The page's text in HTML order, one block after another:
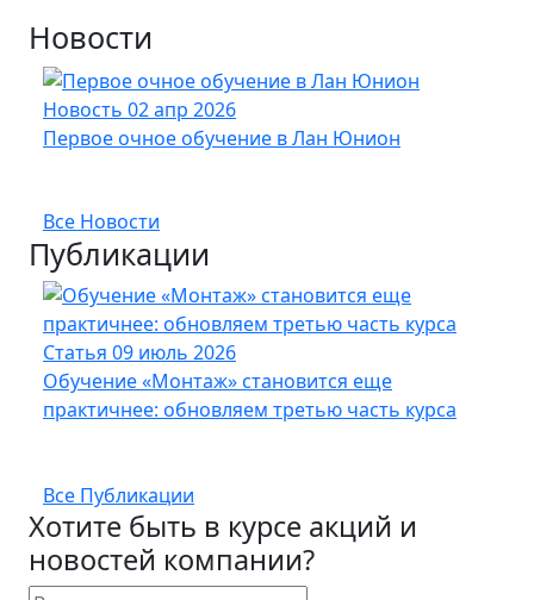
Новости
Новость 02 апр 2026
Первое очное обучение в Лан Юнион
Все Новости
Публикации
Статья 09 июль 2026
Обучение «Монтаж» становится еще
практичнее: обновляем третью часть курса
Все Публикации
Хотите быть в курсе акций и
новостей компании?